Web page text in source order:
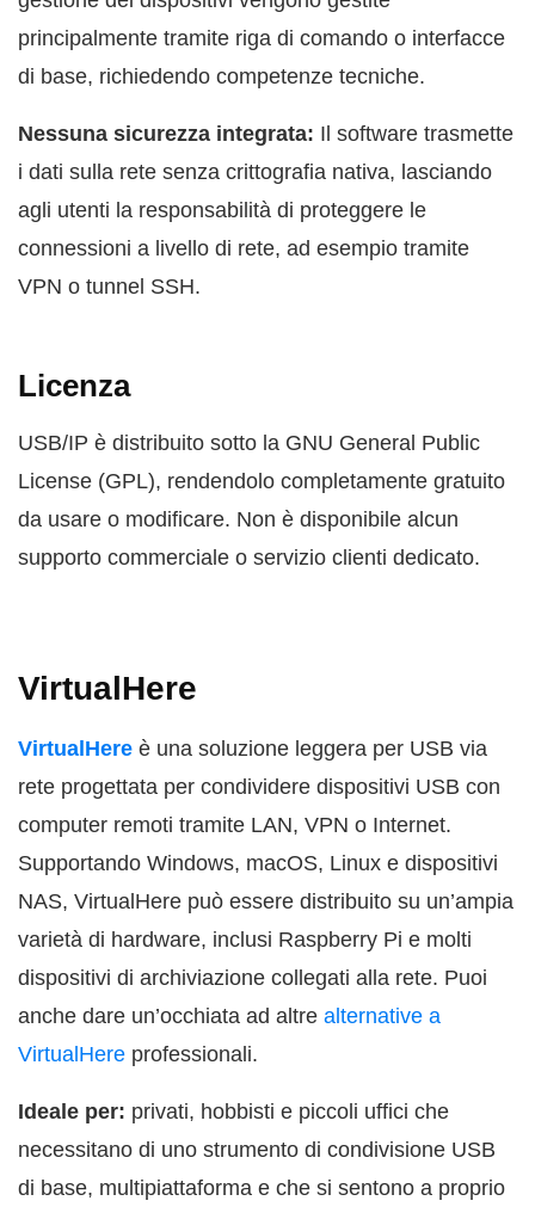
principalmente tramite riga di comando o interfacce
di base, richiedendo competenze tecniche.
Nessuna sicurezza integrata: Il software trasmette
i dati sulla rete senza crittografia nativa, lasciando
agli utenti la responsabilità di proteggere le
connessioni a livello di rete, ad esempio tramite
VPN o tunnel SSH.
Licenza
USB/IP è distribuito sotto la GNU General Public
License (GPL), rendendolo completamente gratuito
da usare o modificare. Non è disponibile alcun
supporto commerciale o servizio clienti dedicato.
VirtualHere
VirtualHere è una soluzione leggera per USB via
rete progettata per condividere dispositivi USB con
computer remoti tramite LAN, VPN o Internet.
Supportando Windows, macOS, Linux e dispositivi
NAS, VirtualHere può essere distribuito su un’ampia
varietà di hardware, inclusi Raspberry Pi e molti
dispositivi di archiviazione collegati alla rete. Puoi
anche dare un’occhiata ad altre alternative a
VirtualHere professionali.
Ideale per: privati, hobbisti e piccoli uffici che
necessitano di uno strumento di condivisione USB
di base, multipiattaforma e che si sentono a proprio